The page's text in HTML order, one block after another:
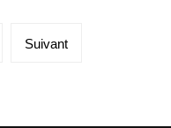
Suivant